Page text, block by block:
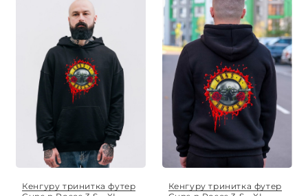
Кенгуру тринитка футер
Кенгуру тринитка футер